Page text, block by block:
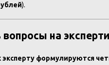
).
на
эксперту формулируются